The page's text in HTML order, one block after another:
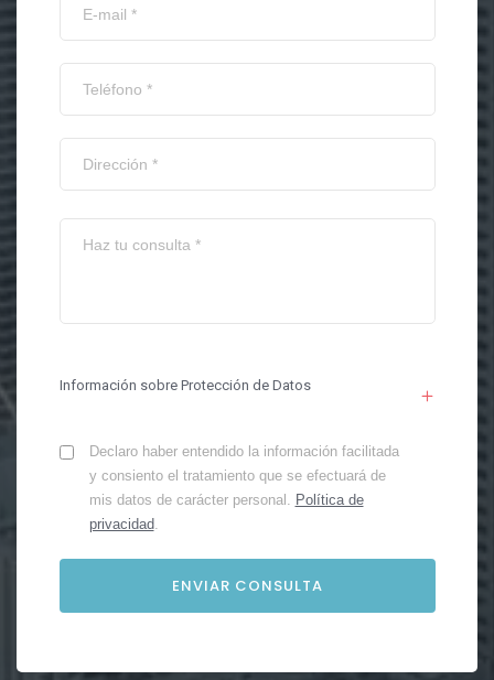
Información sobre Protección de Datos
Declaro haber entendido la información facilitada
y consiento el tratamiento que se efectuará de
mis datos de carácter personal. Política de
privacidad.